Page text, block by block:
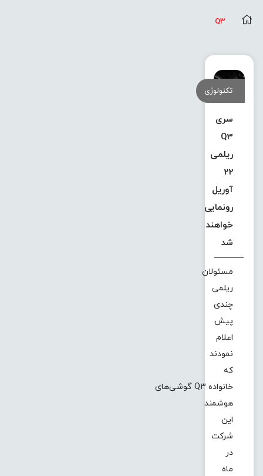
Q3
تکنولوژی
سری
Q3
ریلمی
22
آوریل
رونمایی
خواهند
شد
مسئولان
ریلمی
چندی
پیش
اعلام
نمودند
که
خانواده Q3 گوشی‌های
هوشمند
این
شرکت
در
ماه